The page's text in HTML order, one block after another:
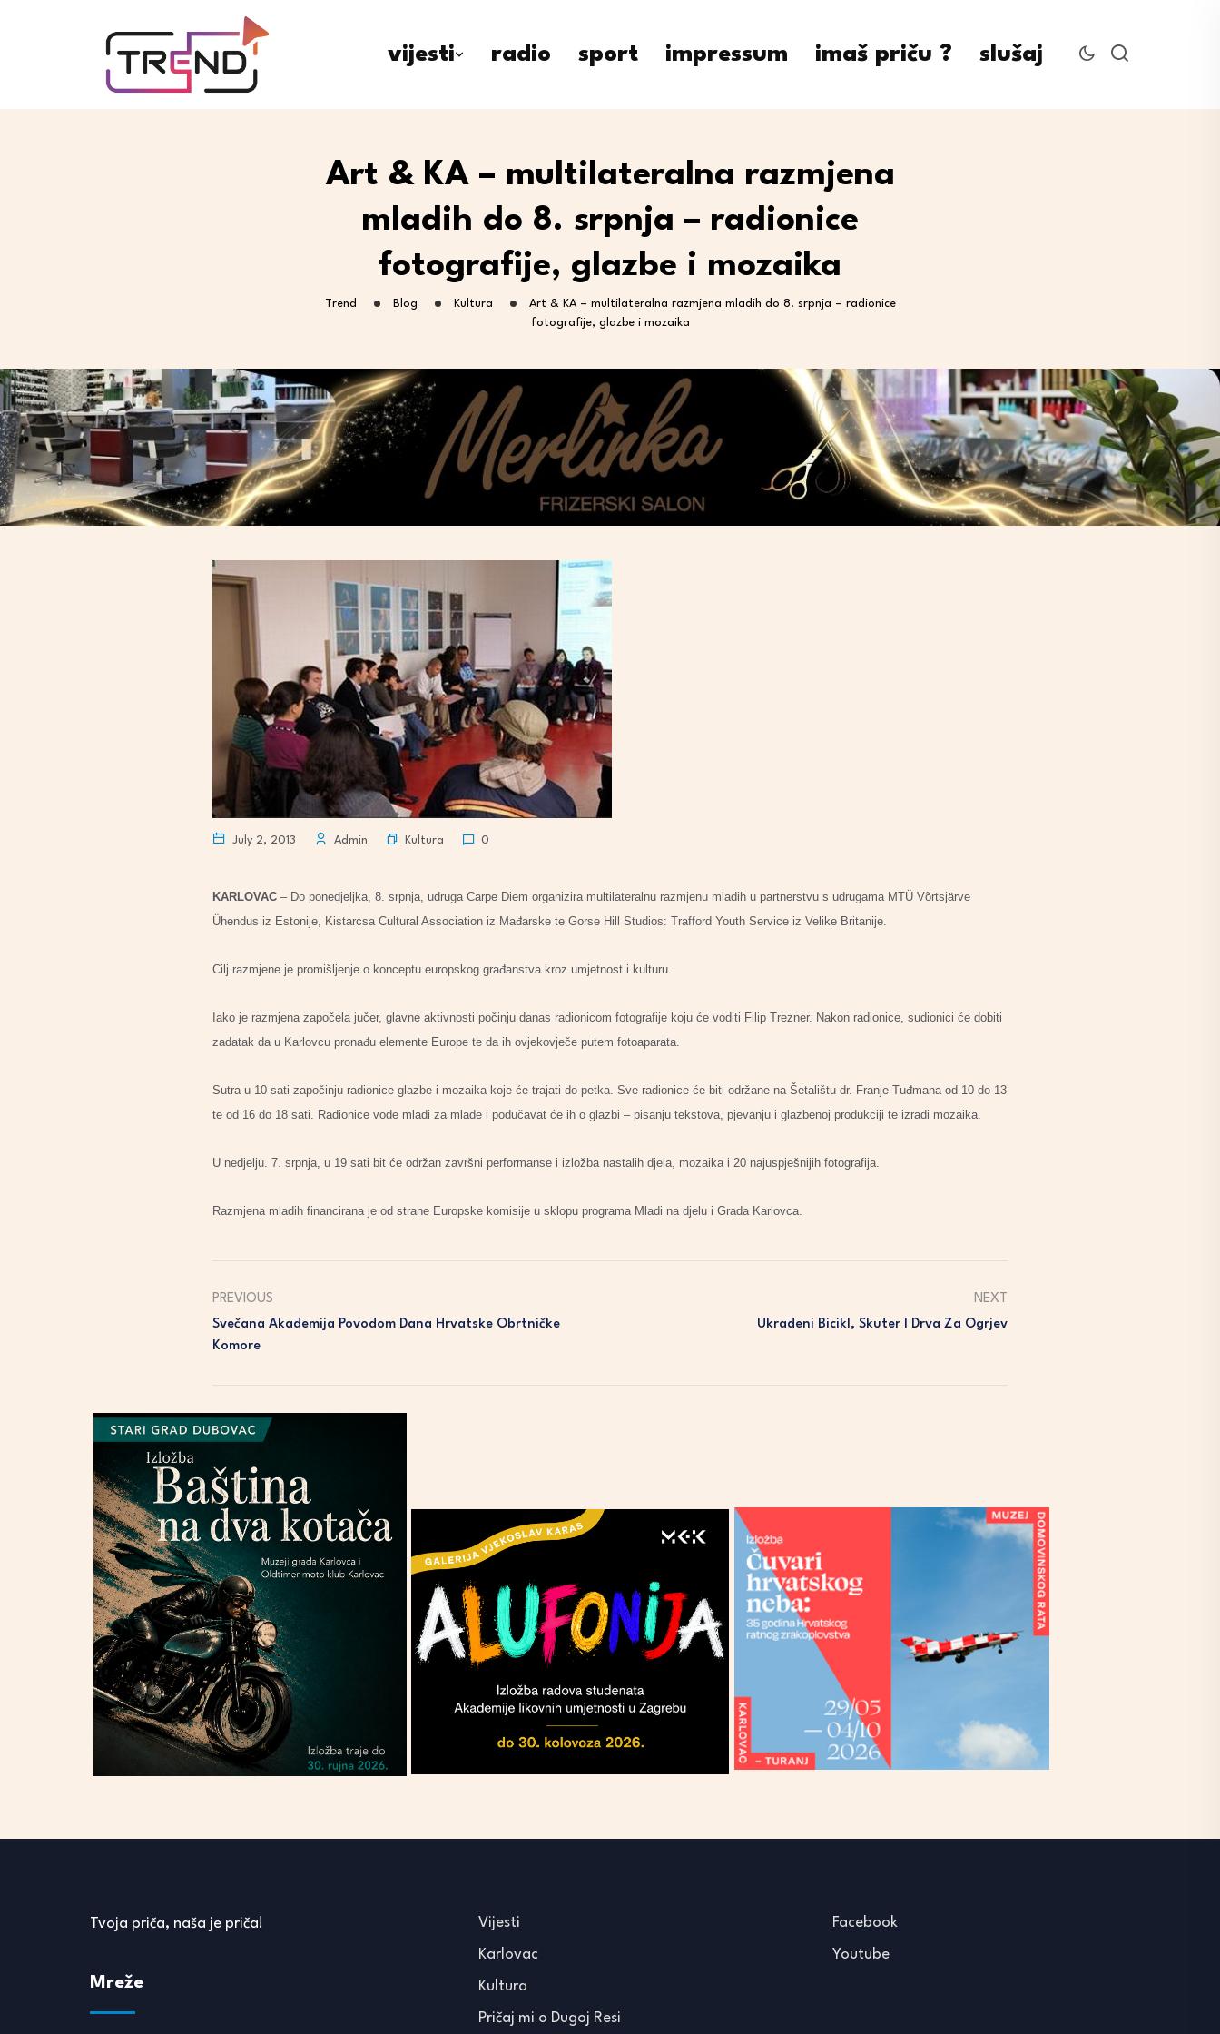
vijesti radio sport impressum imaš priču ? slušaj
Art & KA – multilateralna razmjena
mladih do 8. srpnja – radionice
fotografije, glazbe i mozaika
Trend Blog Kultura
Art & KA – multilateralna razmjena mladih do 8. srpnja – radionice
fotografije, glazbe i mozaika
July 2, 2013 Admin Kultura 0
KARLOVAC – Do ponedjeljka, 8. srpnja, udruga Carpe Diem organizira multilateralnu razmjenu mladih u partnerstvu s udrugama MTÜ Võrtsjärve
Ühendus iz Estonije, Kistarcsa Cultural Association iz Mađarske te Gorse Hill Studios: Trafford Youth Service iz Velike Britanije.
Cilj razmjene je promišljenje o konceptu europskog građanstva kroz umjetnost i kulturu.
Iako je razmjena započela jučer, glavne aktivnosti počinju danas radionicom fotografije koju će voditi Filip Trezner. Nakon radionice, sudionici će dobiti
zadatak da u Karlovcu pronađu elemente Europe te da ih ovjekovječe putem fotoaparata.
Sutra u 10 sati započinju radionice glazbe i mozaika koje će trajati do petka. Sve radionice će biti održane na Šetalištu dr. Franje Tuđmana od 10 do 13
te od 16 do 18 sati. Radionice vode mladi za mlade i podučavat će ih o glazbi – pisanju tekstova, pjevanju i glazbenoj produkciji te izradi mozaika.
U nedjelju. 7. srpnja, u 19 sati bit će održan završni performanse i izložba nastalih djela, mozaika i 20 najuspješnijih fotografija.
Razmjena mladih financirana je od strane Europske komisije u sklopu programa Mladi na djelu i Grada Karlovca.
PREVIOUS
Svečana Akademija Povodom Dana Hrvatske Obrtničke
Komore
NEXT
Ukradeni Bicikl, Skuter I Drva Za Ogrjev
Tvoja priča, naša je priča!
Mreže
Vijesti
Karlovac
Kultura
Pričaj mi o Dugoj Resi
Facebook
Youtube